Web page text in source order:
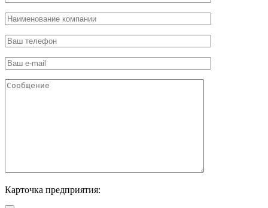
Карточка предприятия: